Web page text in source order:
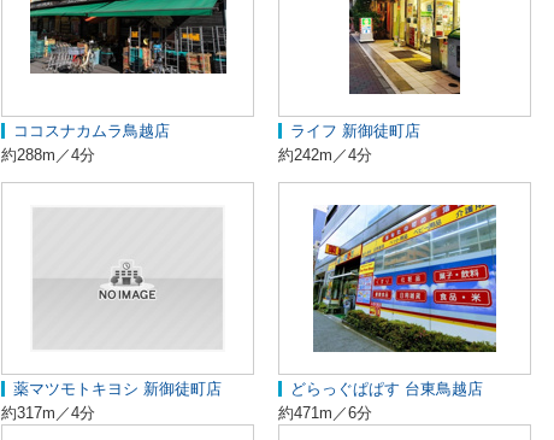
ココスナカムラ鳥越店
約288m／4分
ライフ 新御徒町店
約242m／4分
薬マツモトキヨシ 新御徒町店
約317m／4分
どらっぐぱぱす 台東鳥越店
約471m／6分